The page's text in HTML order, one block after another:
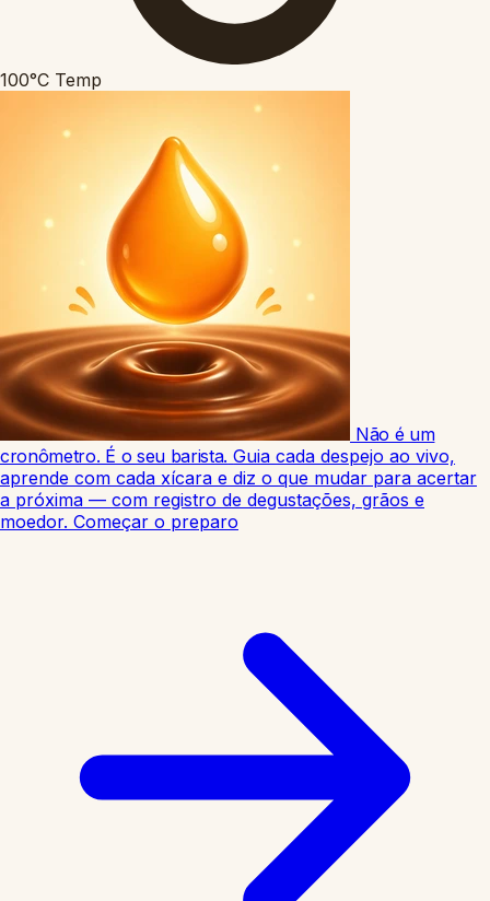
100°C Temp
Não é um
cronômetro. É o seu barista. Guia cada despejo ao vivo,
aprende com cada xícara e diz o que mudar para acertar
a próxima — com registro de degustações, grãos e
moedor. Começar o preparo